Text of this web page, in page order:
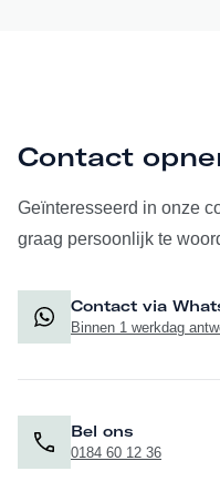
Contact
Geïnteresseerd in onze
graag persoonlijk te
Contact via
Binnen 1 werkdag
Bel ons
0184 60 12 36